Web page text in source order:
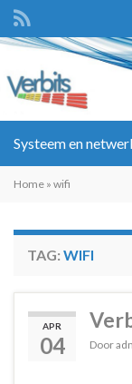
Systeem en
Home » wifi
TAG: WIFI
APR
04 Door